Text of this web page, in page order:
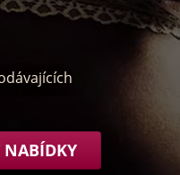
NABÍDKY